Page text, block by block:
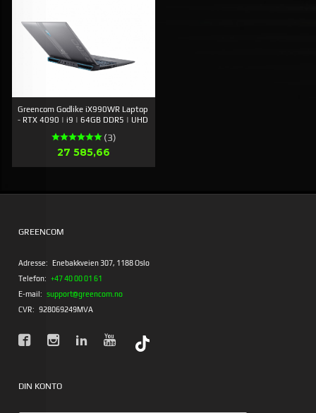
Greencom Godlike iX990WR Laptop
- RTX 4090 | i9 | 64GB DDR5 | UHD
(3)
Pris
27 585,66
GREENCOM
Adresse:
Enebakkveien 307, 1188 Oslo
Telefon: +47 40 00 01 61
E-mail: support@greencom.no
CVR: 928069249MVA
DIN KONTO